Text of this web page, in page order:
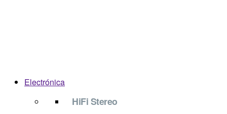
Electrónica
HiFi Stereo